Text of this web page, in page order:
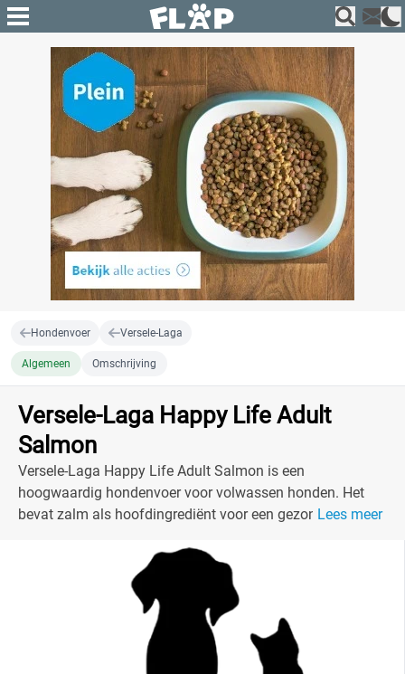
Hondenvoer Versele-Laga
Algemeen Omschrijving
Versele-Laga Happy Life Adult
Salmon
Versele-Laga Happy Life Adult Salmon is een
hoogwaardig hondenvoer voor volwassen honden. Het
bevat zalm als hoofdingrediënt voor een gezonde en
glanzende vacht en een sterke gezondheid. Bekijk onze
prijzen en aanbiedingen!
Lees meer